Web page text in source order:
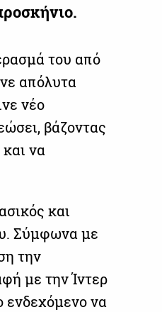
του από
απόλυτα
νέο
βάζοντας
να
και
Σύμφωνα με
την
με την Ίντερ
ενδεχόμενο να